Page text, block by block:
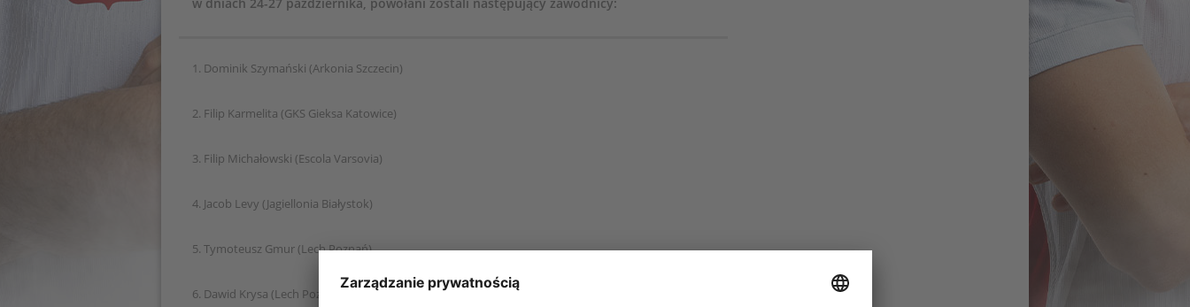
1. Dominik Szymański (Arkonia Szczecin)
2. Filip Karmelita (GKS Gieksa Katowice)
3. Filip Michałowski (Escola Varsovia)
4. Jacob Levy (Jagiellonia Białystok)
5. Tymoteusz Gmur (Lech Poznań)
6. Dawid Krysa (Lech Poznań)